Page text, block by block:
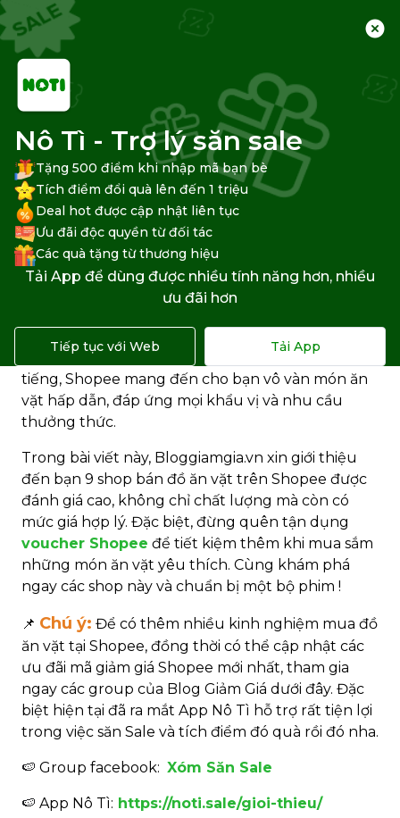
Trang chủ
Shopee
Đặt hàng Shopee
7 Shop bán đồ ăn vặt trên
Shopee tốt nhất hiện nay
Nếu bạn là tín đồ của đồ ăn vặt và thích thưởng
chính là lựa chọn lý tưởng để mua sắm. Với hàng
nghìn sản phẩm đa dạng từ các thương hiệu nổi
tiếng, Shopee mang đến cho bạn vô vàn món ăn
vặt hấp dẫn, đáp ứng mọi khẩu vị và nhu cầu
thưởng thức.
Trong bài viết này, Bloggiamgia.vn xin giới thiệu
đến bạn 9 shop bán đồ ăn vặt trên Shopee được
đánh giá cao, không chỉ chất lượng mà còn có
mức giá hợp lý. Đặc biệt, đừng quên tận dụng
voucher Shopee để tiết kiệm thêm khi mua sắm
những món ăn vặt yêu thích. Cùng khám phá
ngay các shop này và chuẩn bị một bộ phim !
📌 Chú ý: Để có thêm nhiều kinh nghiệm mua đồ
ăn vặt tại Shopee, đồng thời có thể cập nhật các
ưu đãi mã giảm giá Shopee mới nhất, tham gia
ngay các group của Blog Giảm Giá dưới đây. Đặc
biệt hiện tại đã ra mắt App Nô Tì hỗ trợ rất tiện lợi
trong việc săn Sale và tích điểm đó quà rồi đó nha.
🍉 Group facebook: Xóm Săn Sale
🍉 App Nô Tì: https://noti.sale/gioi-thieu/
Nô Tì - Trợ lý săn sale
Tặng 500 điểm khi nhập mã bạn bè
Tích điểm đổi quà lên đến 1 triệu
Deal hot được cập nhật liên tục
Ưu đãi độc quyền từ đối tác
Các quà tặng từ thương hiệu
Tải App để dùng được nhiều tính năng hơn, nhiều
ưu đãi hơn
Tiếp tục với Web Tải App